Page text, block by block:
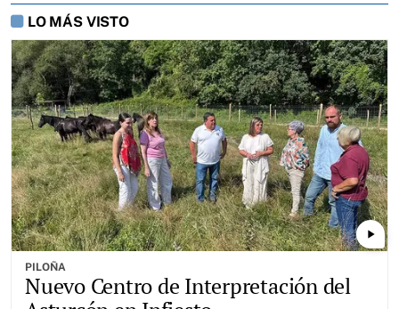
LO MÁS VISTO
play_arrow
PILOÑA
Nuevo Centro de Interpretación del